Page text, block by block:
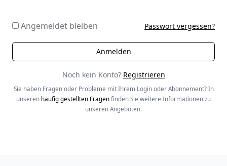
Angemeldet bleiben Passwort vergessen?
Noch kein Konto? Registrieren
Sie haben Fragen oder Probleme mit Ihrem Login oder Abonnement? In
unseren häufig gestellten Fragen finden Sie weitere Informationen zu
unseren Angeboten.